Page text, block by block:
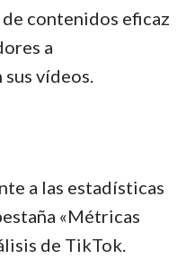
contenidos eficaz
a
vídeos.
a las estadísticas
«Métricas
de TikTok.